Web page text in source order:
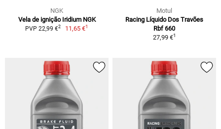
NGK
Vela de ignição Iridium NGK
PVP 22,99 €2 11,65 €1
Motul
Racing Líquido Dos Travões
Rbf 660
27,99 €1